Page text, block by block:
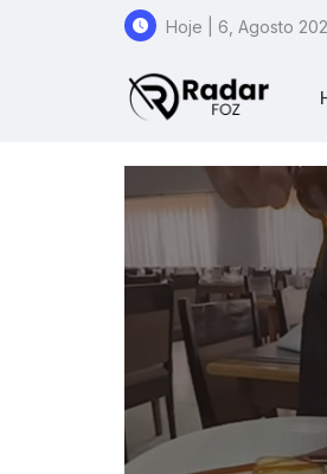
Hoje | 6, Agosto